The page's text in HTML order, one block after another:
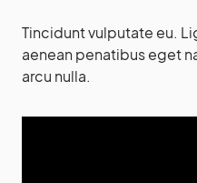
Tincidunt vulputate eu.
aenean penatibus eget
arcu nulla.